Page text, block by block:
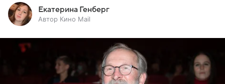
Екатерина Генберг
Автор Кино Mail